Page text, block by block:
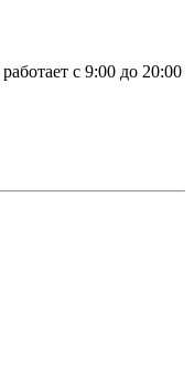
работает с 9:00 до 20:00